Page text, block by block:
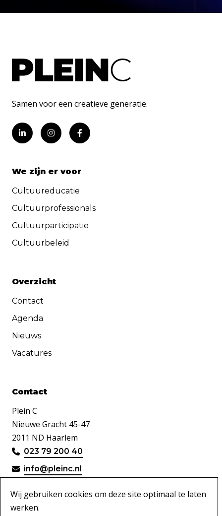
Samen voor een creatieve generatie.
We zijn er voor
Cultuureducatie
Cultuurprofessionals
Cultuurparticipatie
Cultuurbeleid
Overzicht
Contact
Agenda
Nieuws
Vacatures
Contact
Plein C
Nieuwe Gracht 45-47
2011 ND Haarlem
023 79 200 40
info@pleinc.nl
Disclaimer
Wij gebruiken cookies om deze site optimaal te laten
werken.